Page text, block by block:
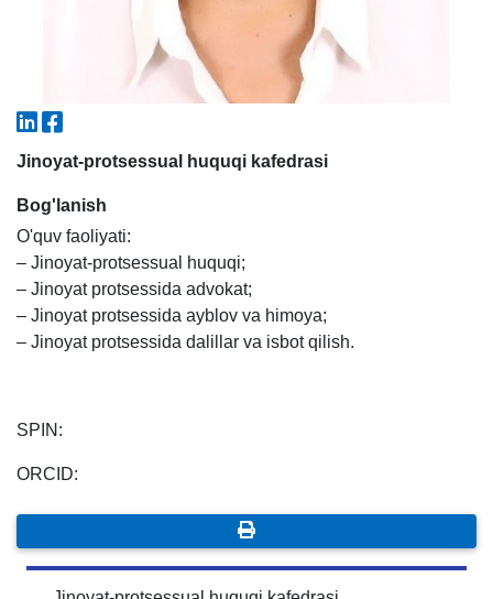
Jinoyat-protsessual huquqi kafedrasi
Bog'lanish
O'quv faoliyati:
– Jinoyat-protsessual huquqi;
– Jinoyat protsessida advokat;
– Jinoyat protsessida ayblov va himoya;
– Jinoyat protsessida dalillar va isbot qilish.
SPIN:
ORCID: